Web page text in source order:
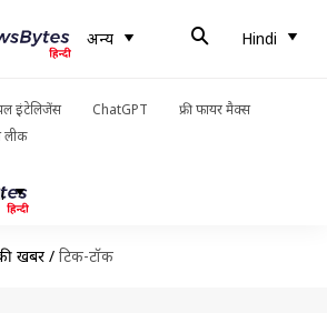
अन्य Hindi
इंटेलिजेंस ChatGPT
फ्री फायर मैक्स
लीक
खबरें / टिक-टॉक